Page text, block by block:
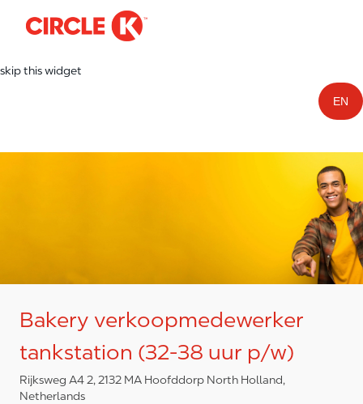
skip this widget
EN
Bakery verkoopmedewerker
tankstation (32-38 uur p/w)
Rijksweg A4 2, 2132 MA Hoofddorp North Holland,
Netherlands